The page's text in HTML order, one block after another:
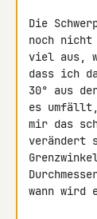
Die
noch nicht
viel aus,
dass ich
30° aus
es
mir das
verändert
wann wird